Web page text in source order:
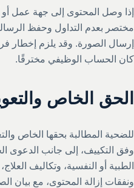
إذا وصل المحتوى إلى جهة عمل
مختصر بعدم التداول وحفظ
إرسال الصورة. وقد يلزم إخطار
كان الحساب الوظيفي مخترقًا.
الحق الخاص
للضحية المطالبة بحقها الخاص
وفق التكييف، إلى جانب الدعوى
الطبية أو النفسية، وتكاليف
ونفقات إزالة المحتوى، مع بيان